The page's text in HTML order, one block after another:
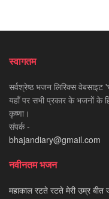
स्वागतम
सर्वश्रेष्ठ भजन लिरिक्स
यहाँ पर सभी प्रकार के भजनों के
कृष्णा।
संपर्क -
bhajandiary@gmail.com
नवीनतम भजन
महाकाल रटते रटते मेरी उम्र बीत